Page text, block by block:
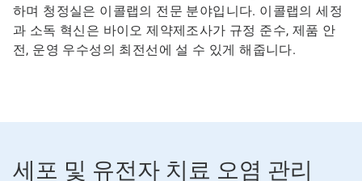
하며 청정실은 이콜랩의 전문 분야입니다. 이콜랩의 세정
과 소독 혁신은 바이오 제약제조사가 규정 준수, 제품 안
전, 운영 우수성의 최전선에 설 수 있게 해줍니다.
세포 및 유전자 치료 오염 관리